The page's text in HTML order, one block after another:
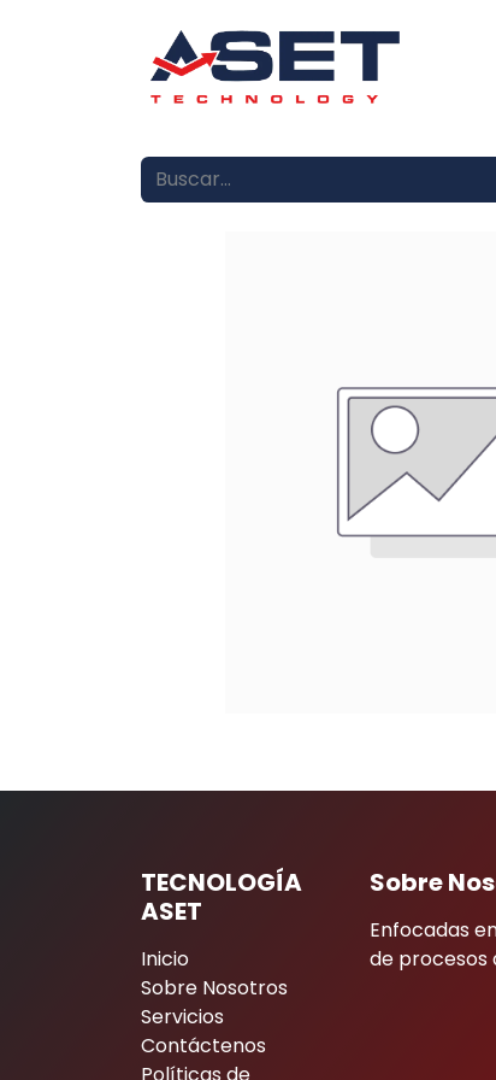
TECNOLOGÍA
ASET
Inicio
Sobre Nosotros
Servicios
Contáctenos
Sobre
Enfocadas
de procesos